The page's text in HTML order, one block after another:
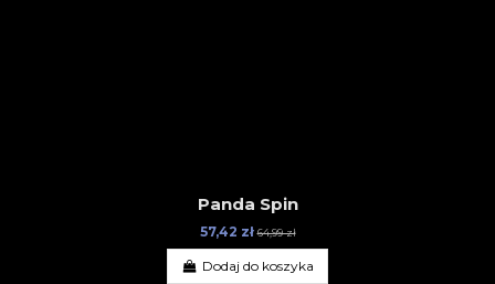
Panda Spin
57,42 zł64,99 zł
Dodaj do koszyka